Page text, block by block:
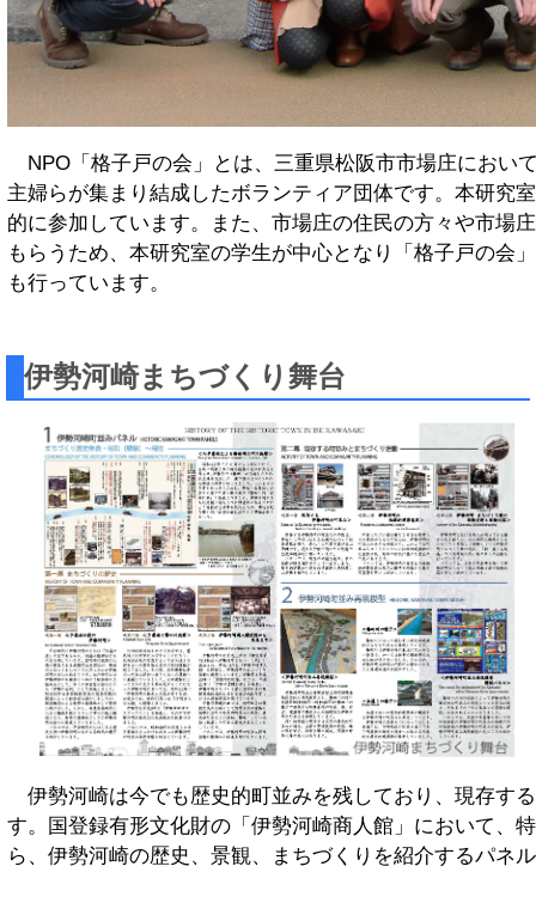
NPO「格子戸の会」とは、三重県松阪市市場庄におい
主婦らが集まり結成したボランティア団体です。本研究
的に参加しています。また、市場庄の住民の方々や市場
もらうため、本研究室の学生が中心となり「格子戸の会
も行っています。
伊勢河崎まちづくり舞台
伊勢河崎は今でも歴史的町並みを残しており、現存す
す。国登録有形文化財の「伊勢河崎商人館」において、
ら、伊勢河崎の歴史、景観、まちづくりを紹介するパネ